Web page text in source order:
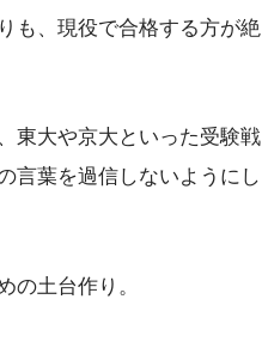
も、現役で合格する方が絶
東大や京大といった受験戦
言葉を過信しないようにし
の土台作り。